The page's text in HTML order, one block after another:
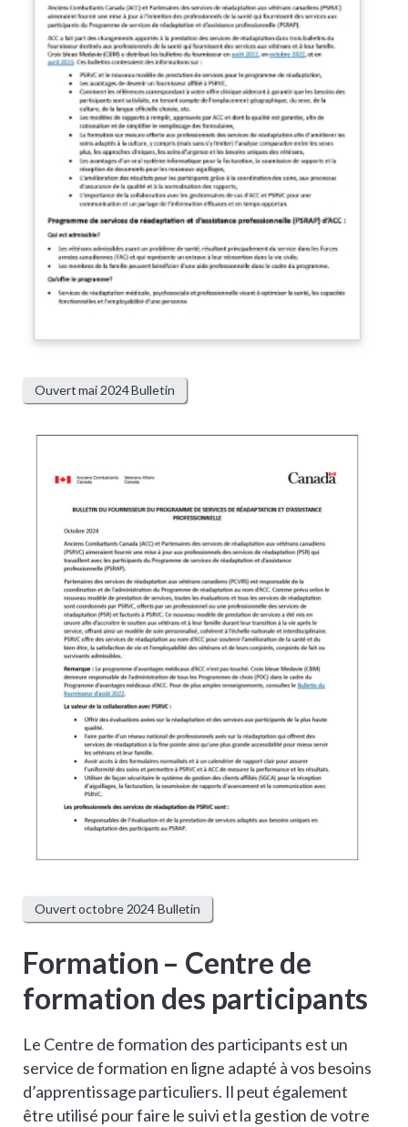
Ouvert mai 2024 Bulletin
Ouvert octobre 2024 Bulletin
Formation – Centre de
formation des participants
Le Centre de formation des participants est un
service de formation en ligne adapté à vos besoins
d’apprentissage particuliers. Il peut également
être utilisé pour faire le suivi et la gestion de votre